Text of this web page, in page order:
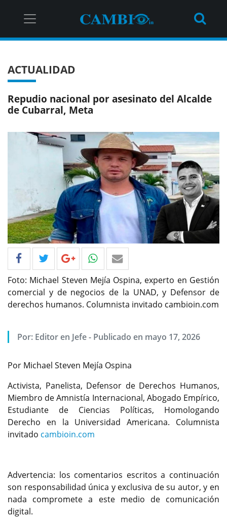
ACTUALIDAD
Repudio nacional por asesinato del Alcalde
de Cubarral, Meta
Foto: Michael Steven Mejía Ospina, experto en Gestión
comercial y de negocios de la UNAD, y Defensor de
derechos humanos. Columnista invitado cambioin.com
Por: Editor en Jefe - Publicado en mayo 17, 2026
Por Michael Steven Mejía Ospina
Activista, Panelista, Defensor de Derechos Humanos,
Miembro de Amnistía Internacional, Abogado Empírico,
Estudiante de Ciencias Políticas, Homologando
Derecho en la Universidad Americana. Columnista
invitado cambioin.com
Advertencia: los comentarios escritos a continuación
son responsabilidad única y exclusiva de su autor, y en
nada compromete a este medio de comunicación
digital.